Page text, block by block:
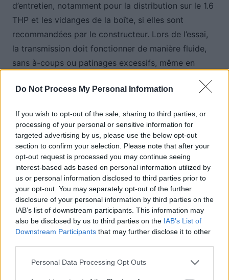
Do Not Process My Personal Information
If you wish to opt-out of the sale, sharing to third parties, or
processing of your personal or sensitive information for
targeted advertising by us, please use the below opt-out
section to confirm your selection. Please note that after your
opt-out request is processed you may continue seeing
interest-based ads based on personal information utilized by
us or personal information disclosed to third parties prior to
your opt-out. You may separately opt-out of the further
disclosure of your personal information by third parties on the
IAB’s list of downstream participants. This information may
also be disclosed by us to third parties on the IAB’s List of
Downstream Participants that may further disclose it to other
Personal Data Processing Opt Outs
d’entretien, notamment pour la distribution sur le 1.6
THP et les vidanges de la boîte, si elles sont
recommandées par le constructeur. Lors de l’essai,
la transmission doit fonctionner de manière fluide,
sans à-coups ou patinages excessifs, même en
peuvent dépasser légèrement les 10 000 €, par
exemple à 10 490 €. Cependant, la négociation
permet souvent d’obtenir un prix dans la fourchette
désirée. En privilégiant ces modèles bien entretenus
et une boîte en bon état, il est possible de rouler en
automatique sans dépasser son budget.
Auto Pour Vous